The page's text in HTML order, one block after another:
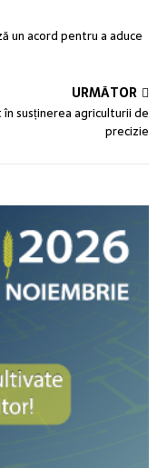
un acord pentru a aduce
URMĂTOR
susținerea agriculturii de
precizie